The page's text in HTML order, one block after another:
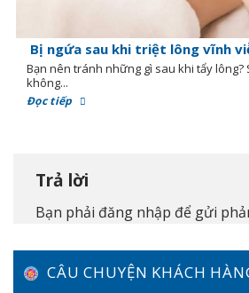
Bị ngứa sau khi triệt lông vĩnh
Bạn nên tránh những gì sau khi tẩy lông?
không...
Đọc tiếp
Trả lời
Bạn phải đăng nhập để gửi
CÂU CHUYỆN KHÁCH